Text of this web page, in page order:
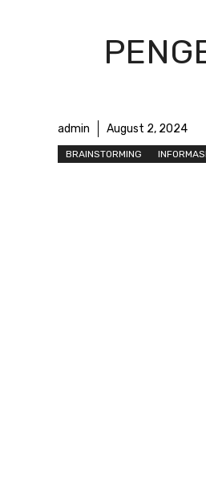
admin August 2, 2024
BRAINSTORMING INFORMASI